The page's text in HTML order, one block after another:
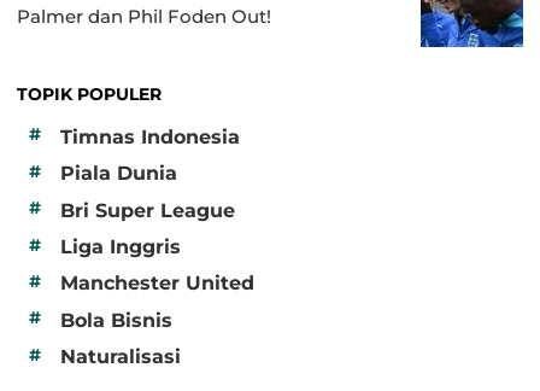
Palmer dan Phil Foden Out!
TOPIK POPULER
#
Timnas Indonesia
# Piala Dunia
# Bri Super League
# Liga Inggris
# Manchester United
# Bola Bisnis
# Naturalisasi